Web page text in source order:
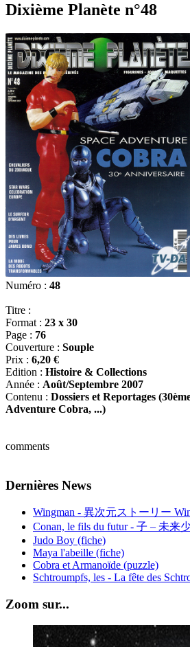
Dixième Planète n°48
Numéro : 48
Titre :
Format : 23 x 30
Page : 76
Couverture : Souple
Prix : 6,20 €
Edition : Histoire & Collections
Année : Août/Septembre 2007
Contenu : Dossiers et Reportages
Adventure Cobra, ...)
comments
Dernières News
Wingman - 異次元ストーリー
Conan, le fils du futur - 子 – 未来
Judo Boy (fiche)
Maya l'abeille (fiche)
Cobra et Armanoïde (puzzle)
Schtroumpfs, les - La fête des
Zoom sur...